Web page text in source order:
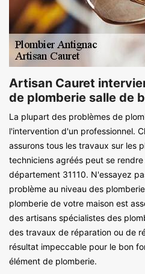
Artisan Cauret
de plomberie salle de
La plupart des problèmes de
l'intervention d'un professionnel.
assurons tous les travaux sur les
techniciens agréés peut se
département 31110. N'essayez
problème au niveau des
plomberie de votre maison est
des artisans spécialistes des
des travaux de réparation ou de
résultat impeccable pour le bon
élément de plomberie.